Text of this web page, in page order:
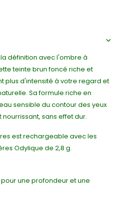
définition avec l'ombre à
teinte brun foncé riche et
d'intensité à votre regard et
Sa formule riche en
sensible du contour des yeux
sans effet dur.
est rechargeable avec les
Odylique de 2,8 g.
une profondeur et une